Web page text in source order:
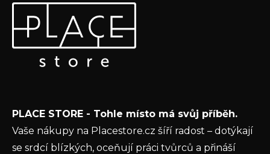
Odebírat newsletter
Vložte svůj e-mail a my vám budeme zasílat informace o
nových produktech na našem e-shopu.
ochrany osobních údajů
PŘIHLÁSIT SE
PLACE STORE - Tohle místo má svůj příběh.
Vaše nákupy na Placestore.cz šíří radost – dotýkají
se srdcí blízkých, oceňují práci tvůrců a přináší